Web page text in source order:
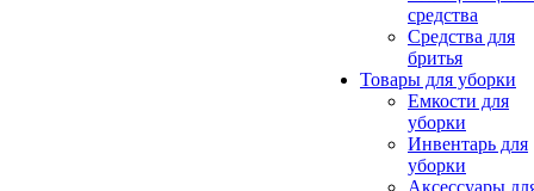
средства
Средства для
бритья
Товары для уборки
Емкости для
уборки
Инвентарь для
уборки
Аксессуары